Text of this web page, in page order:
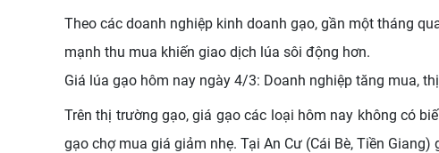
Theo các doanh nghiệp kinh doanh gạo, gần một tháng
mạnh thu mua khiến giao dịch lúa sôi động hơn.
Giá lúa gạo hôm nay ngày 4/3: Doanh nghiệp tăng mua,
Trên thị trường gạo, giá gạo các loại hôm nay không có
gạo chợ mua giá giảm nhẹ. Tại An Cư (Cái Bè, Tiền